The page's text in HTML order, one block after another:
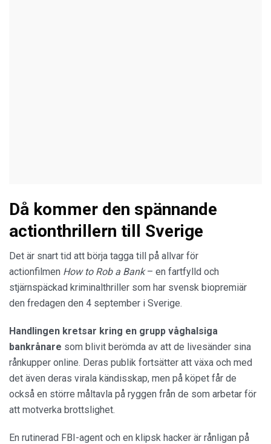
Då kommer den spännande
actionthrillern till Sverige
Det är snart tid att börja tagga till på allvar för
actionfilmen How to Rob a Bank– en fartfylld och
stjärnspäckad kriminalthriller som har svensk biopremiär
den fredagen den 4 september i Sverige.
Handlingen kretsar kring en grupp våghalsiga
bankrånare som blivit berömda av att de livesänder sina
rånkupper online. Deras publik fortsätter att växa och med
det även deras virala kändisskap, men på köpet får de
också en större måltavla på ryggen från de som arbetar för
att motverka brottslighet.
En rutinerad FBI-agent och en klipsk hacker är rånligan på